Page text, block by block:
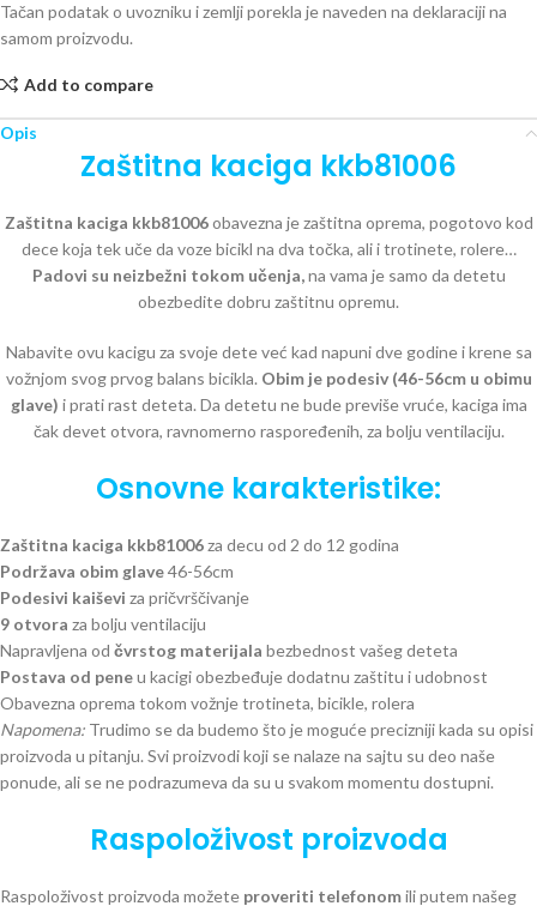
Tačan podatak o uvozniku i zemlji porekla je naveden na deklaraciji na
samom proizvodu.
Add to compare
Opis
Zaštitna kaciga kkb81006
Zaštitna kaciga kkb81006obavezna je zaštitna oprema, pogotovo kod
dece koja tek uče da voze bicikl na dva točka, ali i trotinete, rolere…
Padovi su neizbežni tokom učenja,na vama je samo da detetu
obezbedite dobru zaštitnu opremu.
Nabavite ovu kacigu za svoje dete već kad napuni dve godine i krene sa
vožnjom svog prvog balans bicikla. Obim je podesiv (46-56cm u obimu
glave) i prati rast deteta. Da detetu ne bude previše vruće, kaciga ima
čak devet otvora, ravnomerno raspoređenih, za bolju ventilaciju.
Osnovne karakteristike:
Zaštitna kaciga kkb81006za decu od 2 do 12 godina
Podržava obim glave46-56cm
Podesivi kaiševi za pričvrščivanje
9 otvora za bolju ventilaciju
Napravljena od čvrstog materijala bezbednost vašeg deteta
Postava od peneu kacigi obezbeđuje dodatnu zaštitu i udobnost
Obavezna oprema tokom vožnje trotineta, bicikle, rolera
Napomena: Trudimo se da budemo što je moguće precizniji kada su opisi
proizvoda u pitanju. Svi proizvodi koji se nalaze na sajtu su deo naše
ponude, ali se ne podrazumeva da su u svakom momentu dostupni.
Raspoloživost proizvoda
Raspoloživost proizvoda možete proveriti telefonomili putem našeg